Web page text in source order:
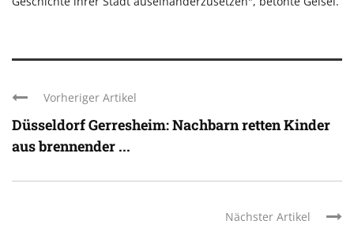
Vorheriger Artikel
Düsseldorf Gerresheim: Nachbarn retten Kinder
aus brennender ...
Nächster Artikel